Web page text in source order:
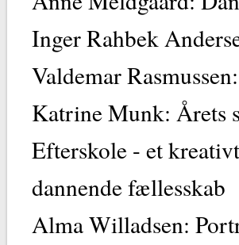
Inger Rahbek
Valdemar
Katrine Munk: Årets
Efterskole - et
dannende fællesskab
Alma Willadsen: